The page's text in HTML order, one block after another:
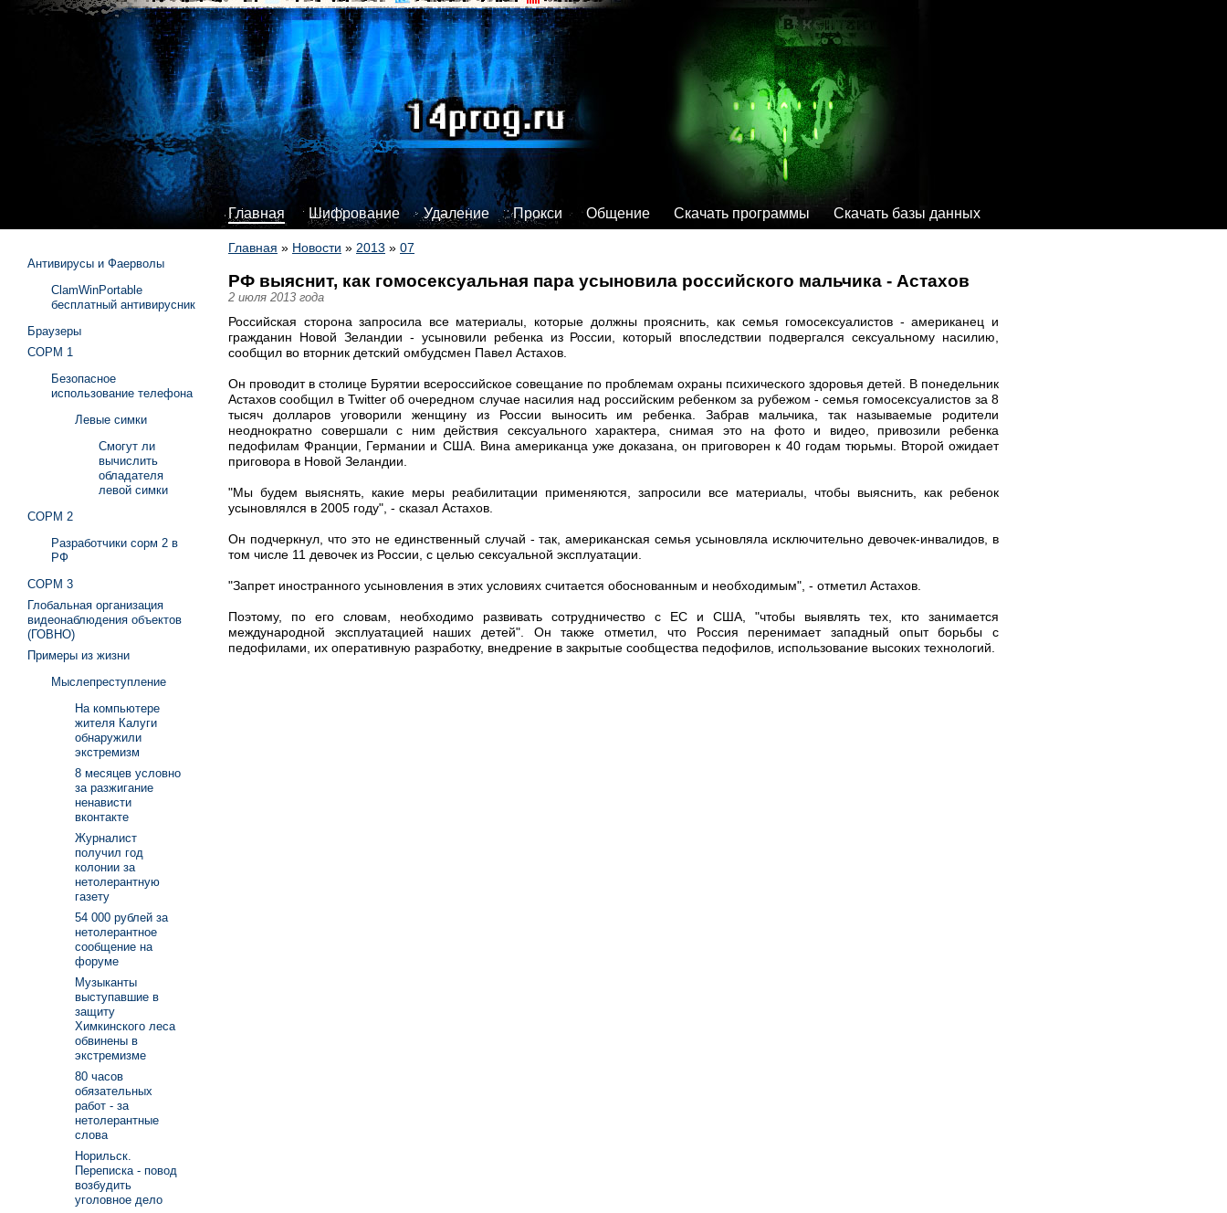
Главная Шифрование Удаление Прокси Общение Скачать программы Скачать базы данных
Главная » Новости » 2013 » 07
РФ выяснит, как гомосексуальная пара усыновила российского мальчика - Астахов
2 июля 2013 года
Российская сторона запросила все материалы, которые должны прояснить, как семья гомосексуалистов - американец и
гражданин Новой Зеландии - усыновили ребенка из России, который впоследствии подвергался сексуальному насилию,
сообщил во вторник детский омбудсмен Павел Астахов.
Он проводит в столице Бурятии всероссийское совещание по проблемам охраны психического здоровья детей. В понедельник
Астахов сообщил в Twitter об очередном случае насилия над российским ребенком за рубежом - семья гомосексуалистов за 8
тысяч долларов уговорили женщину из России выносить им ребенка. Забрав мальчика, так называемые родители
неоднократно совершали с ним действия сексуального характера, снимая это на фото и видео, привозили ребенка
педофилам Франции, Германии и США. Вина американца уже доказана, он приговорен к 40 годам тюрьмы. Второй ожидает
приговора в Новой Зеландии.
"Мы будем выяснять, какие меры реабилитации применяются, запросили все материалы, чтобы выяснить, как ребенок
усыновлялся в 2005 году", - сказал Астахов.
Он подчеркнул, что это не единственный случай - так, американская семья усыновляла исключительно девочек-инвалидов, в
том числе 11 девочек из России, с целью сексуальной эксплуатации.
"Запрет иностранного усыновления в этих условиях считается обоснованным и необходимым", - отметил Астахов.
Поэтому, по его словам, необходимо развивать сотрудничество с ЕС и США, "чтобы выявлять тех, кто занимается
международной эксплуатацией наших детей". Он также отметил, что Россия перенимает западный опыт борьбы с
педофилами, их оперативную разработку, внедрение в закрытые сообщества педофилов, использование высоких технологий.
Антивирусы и Фаерволы
ClamWinPortable
бесплатный антивирусник
Браузеры
СОРМ 1
Безопасное
использование телефона
Левые симки
Смогут ли
вычислить
обладателя
левой симки
СОРМ 2
Разработчики сорм 2 в
РФ
СОРМ 3
Глобальная организация
видеонаблюдения объектов
(ГОВНО)
Примеры из жизни
Мыслепреступление
На компьютере
жителя Калуги
обнаружили
экстремизм
8 месяцев условно
за разжигание
ненависти
вконтакте
Журналист
получил год
колонии за
нетолерантную
газету
54 000 рублей за
нетолерантное
сообщение на
форуме
Музыканты
выступавшие в
защиту
Химкинского леса
обвинены в
экстремизме
80 часов
обязательных
работ - за
нетолерантные
слова
Норильск.
Переписка - повод
возбудить
уголовное дело